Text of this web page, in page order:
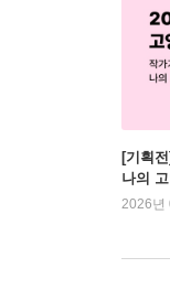
[기획
나의 고
2026년